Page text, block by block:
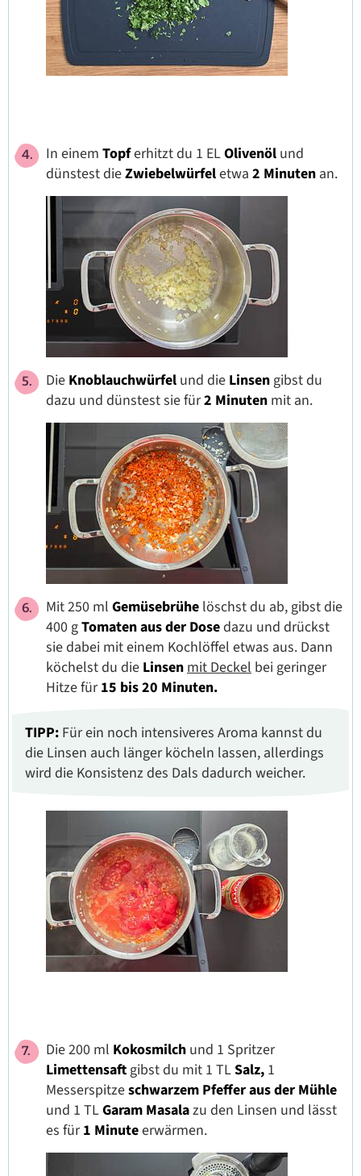
In einem Topferhitzt du 1 ELOlivenöl und
dünstest dieZwiebelwürfeletwa 2 Minuten an.
Die Knoblauchwürfel und die Linsengibst du
dazu und dünstest sie für2 Minuten mit an.
Mit 250 ml Gemüsebrühe löschst du ab, gibst die
400 gTomaten aus der Dosedazu und drückst
sie dabei mit einem Kochlöffel etwas aus. Dann
köchelst du die Linsenmit Deckel bei geringer
Hitze für15 bis 20 Minuten.
TIPP: Für ein noch intensiveres Aroma kannst du
die Linsen auch länger köcheln lassen, allerdings
wird die Konsistenz des Dals dadurch weicher.
Die 200 ml Kokosmilch und 1 Spritzer
Limettensaftgibst du mit 1 TLSalz, 1
Messerspitzeschwarzem Pfeffer aus der Mühle
und 1 TLGaram Masalazu den Linsen und lässt
es für1 Minuteerwärmen.